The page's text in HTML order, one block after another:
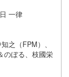
一律
之（FPM）、
のぼる、枝國栄